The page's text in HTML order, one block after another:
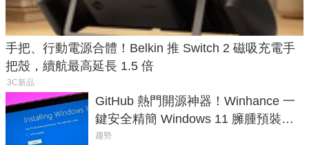
手把、行動電源合體！Belkin 推 Switch 2 磁吸充電手
把殼，續航最高延長 1.5 倍
3C新品
GitHub 熱門開源神器！Winhance 一
鍵安全精簡 Windows 11 臃腫預裝軟
體與後台追蹤
趨勢